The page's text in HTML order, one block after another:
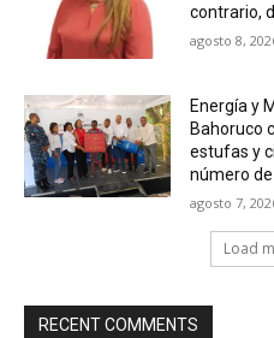
contrario,
agosto 8,
Energía y
Bahoruco
estufas y
número
agosto 7,
Load
RECENT COMMENTS